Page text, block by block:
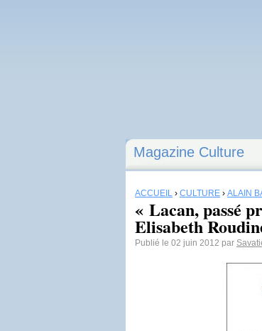
Magazine Culture
ACCUEIL › CULTURE › ALAIN
« Lacan, passé
Elisabeth
Publié le 02 juin 2012 par